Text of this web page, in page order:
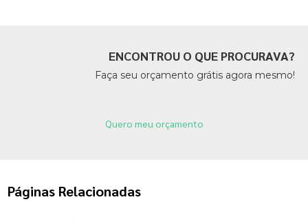
ENCONTROU O QUE PROCURAVA?
Faça seu orçamento grátis agora mesmo!
Quero meu orçamento
Páginas Relacionadas